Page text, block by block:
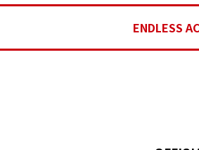
ENDLESS